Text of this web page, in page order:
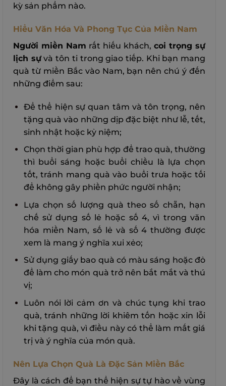
kỳ sản phẩm nào.
Hiểu Văn Hóa Và Phong Tục Của Miền Nam
Người miền Nam rất hiếu khách, coi trọng sự
lịch sựvà tôn ti trong giao tiếp. Khi bạn mang
quà từ miền Bắc vào Nam, bạn nên chú ý đến
những điểm sau:
Để thể hiện sự quan tâm và tôn trọng, nên
tặng quà vào những dịp đặc biệt như lễ, tết,
sinh nhật hoặc kỷ niệm;
Chọn thời gian phù hợp để trao quà, thường
thì buổi sáng hoặc buổi chiều là lựa chọn
tốt, tránh mang quà vào buổi trưa hoặc tối
để không gây phiền phức người nhận;
Lựa chọn số lượng quà theo số chẵn, hạn
chế sử dụng số lẻ hoặc số 4, vì trong văn
hóa miền Nam, số lẻ và số 4 thường được
xem là mang ý nghĩa xui xẻo;
Sử dụng giấy bao quà có màu sáng hoặc đỏ
để làm cho món quà trở nên bắt mắt và thú
vị;
Luôn nói lời cảm ơn và chúc tụng khi trao
quà, tránh những lời khiêm tốn hoặc xin lỗi
khi tặng quà, vì điều này có thể làm mất giá
trị và ý nghĩa của món quà.
Nên Lựa Chọn Quà Là Đặc Sản Miền Bắc
Đây là cách để bạn thể hiện sự tự hào về vùng